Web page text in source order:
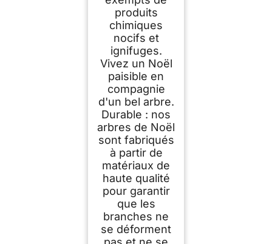
produits
chimiques
nocifs et
ignifuges.
Vivez un Noël
paisible en
compagnie
d'un bel arbre.
Durable : nos
arbres de Noël
sont fabriqués
à partir de
matériaux de
haute qualité
pour garantir
que les
branches ne
se déforment